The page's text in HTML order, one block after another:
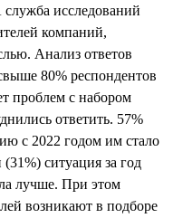
исследований
компаний,
Анализ ответов
80% респондентов
проблем с набором
ответить. 57%
с 2022 годом им стало
ситуация за год
лучше. При этом
возникают в подборе